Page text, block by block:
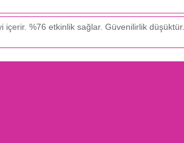
içerir. %76 etkinlik sağlar. Güvenilirlik